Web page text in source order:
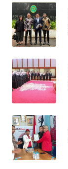
WN
LIKUPANG
WN
LABUANBAJO
WN
Wahana
Media
Group